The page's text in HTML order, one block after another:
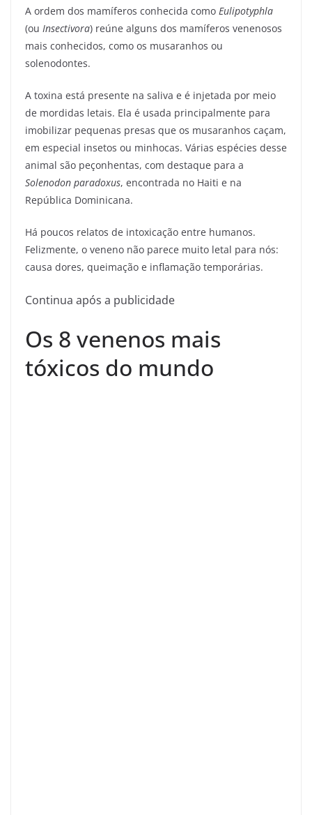
A ordem dos mamíferos conhecida como Eulipotyphla
(ou Insectivora) reúne alguns dos mamíferos venenosos
mais conhecidos, como os musaranhos ou
solenodontes.
A toxina está presente na saliva e é injetada por meio
de mordidas letais. Ela é usada principalmente para
imobilizar pequenas presas que os musaranhos caçam,
em especial insetos ou minhocas. Várias espécies desse
animal são peçonhentas, com destaque para a
Solenodon paradoxus, encontrada no Haiti e na
República Dominicana.
Há poucos relatos de intoxicação entre humanos.
Felizmente, o veneno não parece muito letal para nós:
causa dores, queimação e inflamação temporárias.
Continua após a publicidade
Os 8 venenos mais
tóxicos do mundo